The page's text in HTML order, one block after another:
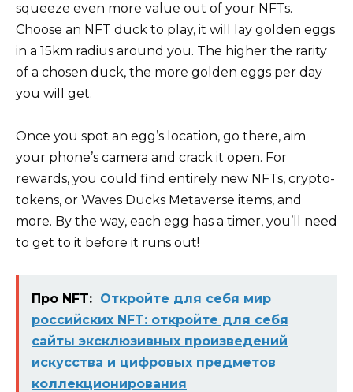
squeeze even more value out of your NFTs.
Choose an NFT duck to play, it will lay golden eggs
in a 15km radius around you. The higher the rarity
of a chosen duck, the more golden eggs per day
you will get.
Once you spot an egg’s location, go there, aim
your phone’s camera and crack it open. For
rewards, you could find entirely new NFTs, crypto-
tokens, or Waves Ducks Metaverse items, and
more. By the way, each egg has a timer, you’ll need
to get to it before it runs out!
Про NFT: Откройте для себя мир
российских NFT: откройте для себя
сайты эксклюзивных произведений
искусства и цифровых предметов
коллекционирования